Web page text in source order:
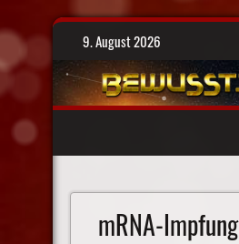
Skip
9. August 2026
mRNA-Impfung